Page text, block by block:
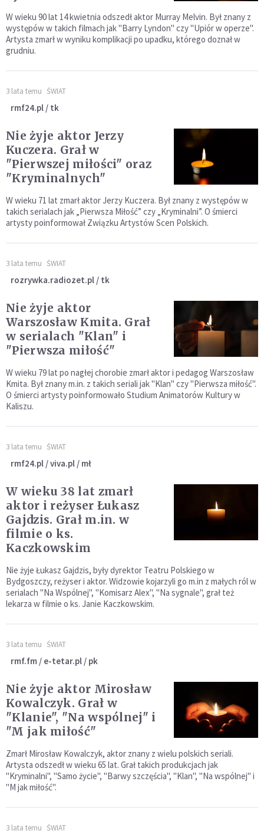
W wieku 90 lat 14 kwietnia odszedł aktor Murray Melvin. Był znany z
występów w takich filmach jak "Barry Lyndon" czy "Upiór w operze".
Artysta zmarł w wyniku komplikacji po upadku, którego doznał w
grudniu.
3 lata temu ŚWIAT
rmf24.pl / tk
Nie żyje aktor Jerzy
Kuczera. Grał w
"Pierwszej miłości" oraz
"Kryminalnych"
W wieku 71 lat zmarł aktor Jerzy Kuczera. Był znany z występów w
takich serialach jak „Pierwsza Miłość” czy „Kryminalni”. O śmierci
artysty poinformował Związku Artystów Scen Polskich.
3 lata temu ŚWIAT
rozrywka.radiozet.pl / tk
Nie żyje aktor
Warszosław Kmita. Grał
w serialach "Klan" i
"Pierwsza miłość"
W wieku 79 lat po nagłej chorobie zmarł aktor i pedagog Warszosław
Kmita. Był znany m.in. z takich seriali jak "Klan" czy "Pierwsza miłość".
O śmierci artysty poinformowało Studium Animatorów Kultury w
Kaliszu.
3 lata temu ŚWIAT
rmf24.pl / viva.pl / mł
W wieku 38 lat zmarł
aktor i reżyser Łukasz
Gajdzis. Grał m.in. w
filmie o ks.
Kaczkowskim
Nie żyje Łukasz Gajdzis, były dyrektor Teatru Polskiego w
Bydgoszczy, reżyser i aktor. Widzowie kojarzyli go m.in z małych ról w
serialach "Na Wspólnej", "Komisarz Alex", "Na sygnale", grał też
lekarza w filmie o ks. Janie Kaczkowskim.
3 lata temu ŚWIAT
rmf.fm / e-tetar.pl / pk
Nie żyje aktor Mirosław
Kowalczyk. Grał w
"Klanie", "Na wspólnej" i
"M jak miłość"
Zmarł Mirosław Kowalczyk, aktor znany z wielu polskich seriali.
Artysta odszedł w wieku 65 lat. Grał takich produkcjach jak
"Kryminalni", "Samo życie", "Barwy szczęścia", "Klan", "Na wspólnej" i
"M jak miłość".
3 lata temu ŚWIAT